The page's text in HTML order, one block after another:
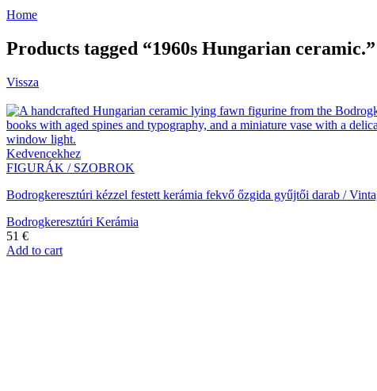
Home
Products tagged “1960s Hungarian ceramic.”
Vissza
Kedvencekhez
FIGURÁK / SZOBROK
Bodrogkeresztúri kézzel festett kerámia fekvő őzgida gyűjtői darab /
Bodrogkeresztúri Kerámia
51 €
Add to cart